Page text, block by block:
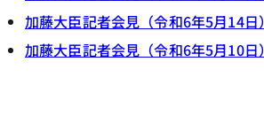
加藤大臣記者会見（令和6年5月14日）
加藤大臣記者会見（令和6年5月10日）